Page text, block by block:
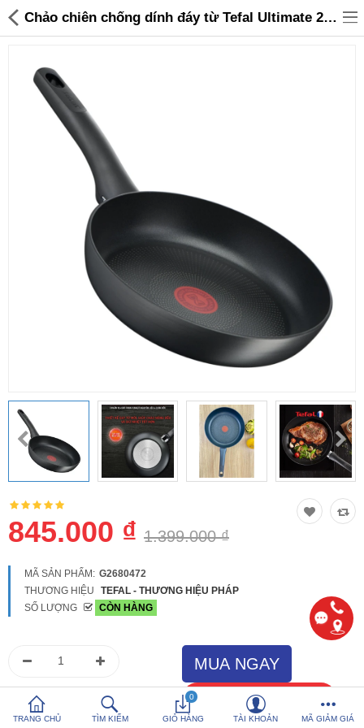
Đồ gia dụng & Nhà cửa
Đồ chơi trẻ em
Sản phẩm khác
So sánh Yêu thích (0)
Hotline: 0816 505 655
Tải App SanHangRe nhận Quà
TRANG CHỦ TÌM KIẾM
0
GIỎ HÀNG TÀI KHOẢN MÃ GIẢM GIÁ
Chảo chiên chống dính đáy từ Tefal Ultimate 24cm - Made in France - 845,000 | Sanhangre
845.000 ₫ 1.399.000 ₫
MÃ SẢN PHẨM: G2680472
THƯƠNG HIỆU
TEFAL - THƯƠNG HIỆU PHÁP
SỐ LƯỢNG
CÒN HÀNG